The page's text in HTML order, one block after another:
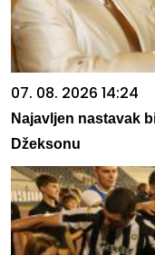
07. 08. 2026 14:24
Najavljen nastavak
Džeksonu